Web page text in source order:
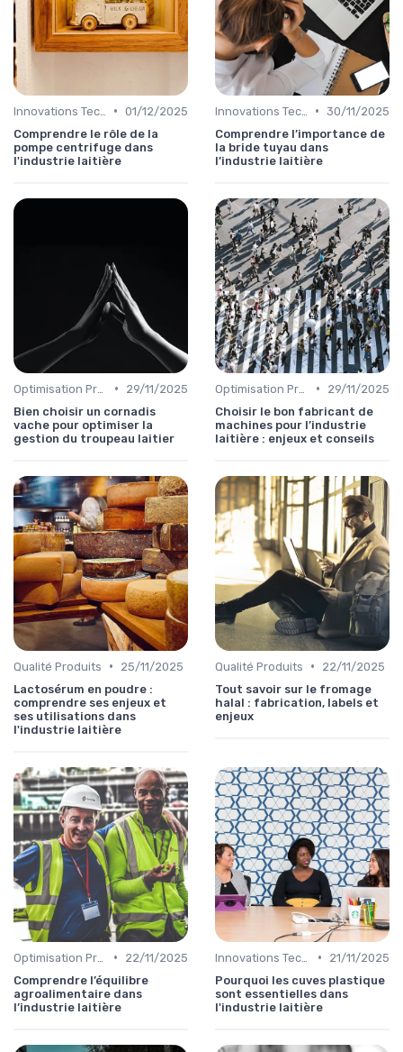
• 01/12/2025
Comprendre le rôle de la
pompe centrifuge dans
l'industrie laitière
• 30/11/2025
Comprendre l’importance de
la bride tuyau dans
l’industrie laitière
•
29/11/2025
Bien choisir un cornadis
vache pour optimiser la
gestion du troupeau laitier
•
29/11/2025
Choisir le bon fabricant de
machines pour l’industrie
laitière : enjeux et conseils
Qualité Produits •
25/11/2025
Lactosérum en poudre :
comprendre ses enjeux et
ses utilisations dans
l'industrie laitière
Qualité Produits •
22/11/2025
Tout savoir sur le fromage
halal : fabrication, labels et
enjeux
•
22/11/2025
Comprendre l’équilibre
agroalimentaire dans
l’industrie laitière
•
21/11/2025
Pourquoi les cuves plastique
sont essentielles dans
l'industrie laitière